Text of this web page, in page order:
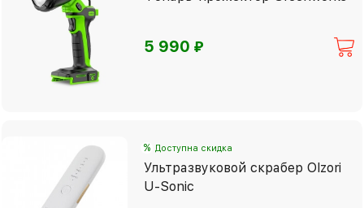
5 990⃏
% Доступна скидка
Ультразвуковой скрабер Olzori
U-Sonic